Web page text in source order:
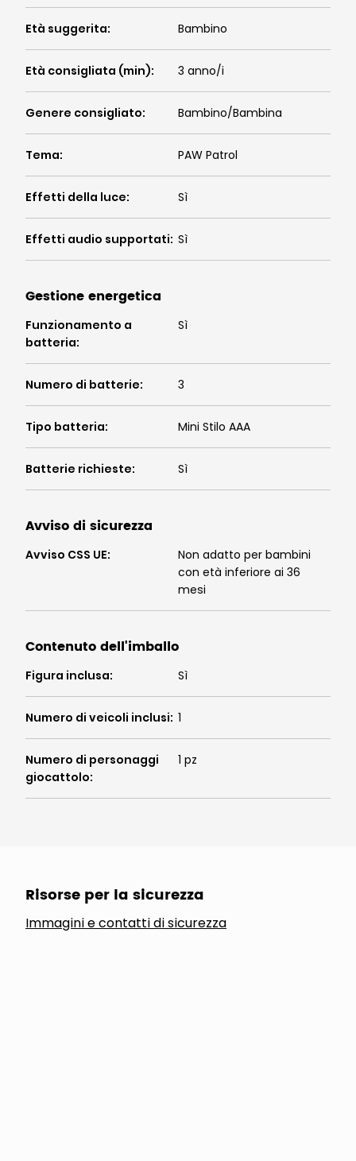
Età suggerita: Bambino
Età consigliata (min): 3 anno/i
Genere consigliato: Bambino/Bambina
Tema: PAW Patrol
Effetti della luce: Sì
Effetti audio supportati: Sì
Gestione energetica
Funzionamento a
batteria:
Sì
Numero di batterie: 3
Tipo batteria: Mini Stilo AAA
Batterie richieste: Sì
Avviso di sicurezza
Avviso CSS UE:
Non adatto per bambini
con età inferiore ai 36
mesi
Contenuto dell'imballo
Figura inclusa: Sì
Numero di veicoli inclusi: 1
Numero di personaggi
giocattolo:
1 pz
Risorse per la sicurezza
Immagini e contatti di sicurezza